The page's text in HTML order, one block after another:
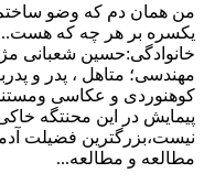
دم که وضو ساختم از
بر هر چه که هست..!
شعبانی مژدهی
متاهل ، پدر و پدربزرگ
و عکاسی
در این محنتگه خاکی...
فضیلت آدمیان
و مطالعه...